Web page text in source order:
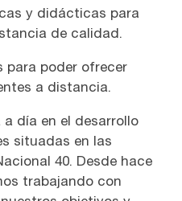
y didácticas para
de calidad.
para poder ofrecer
a distancia.
a día en el desarrollo
situadas en las
40. Desde hace
trabajando con